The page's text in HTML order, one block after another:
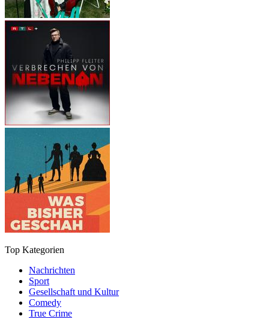
Top Kategorien
Nachrichten
Sport
Gesellschaft und Kultur
Comedy
True Crime